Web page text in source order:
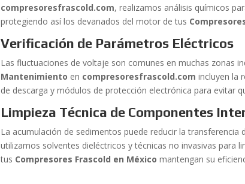
compresoresfrascold.com, realizamos análisis químicos
protegiendo así los devanados del motor de tus
Verificación de Parámetros Eléctricos
Las fluctuaciones de voltaje son comunes en muchas zonas
Mantenimiento en compresoresfrascold.com incluyen la
de descarga y módulos de protección electrónica para evitar
Limpieza Técnica de Componentes
La acumulación de sedimentos puede reducir la transferencia
utilizamos solventes dieléctricos y técnicas no invasivas para
tus Compresores Frascold en México mantengan su